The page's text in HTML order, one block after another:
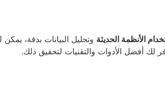
الأنظمة الحديثة وتحليل البيانات بدقة،
لك أفضل الأدوات والتقنيات لتحقيق ذلك.